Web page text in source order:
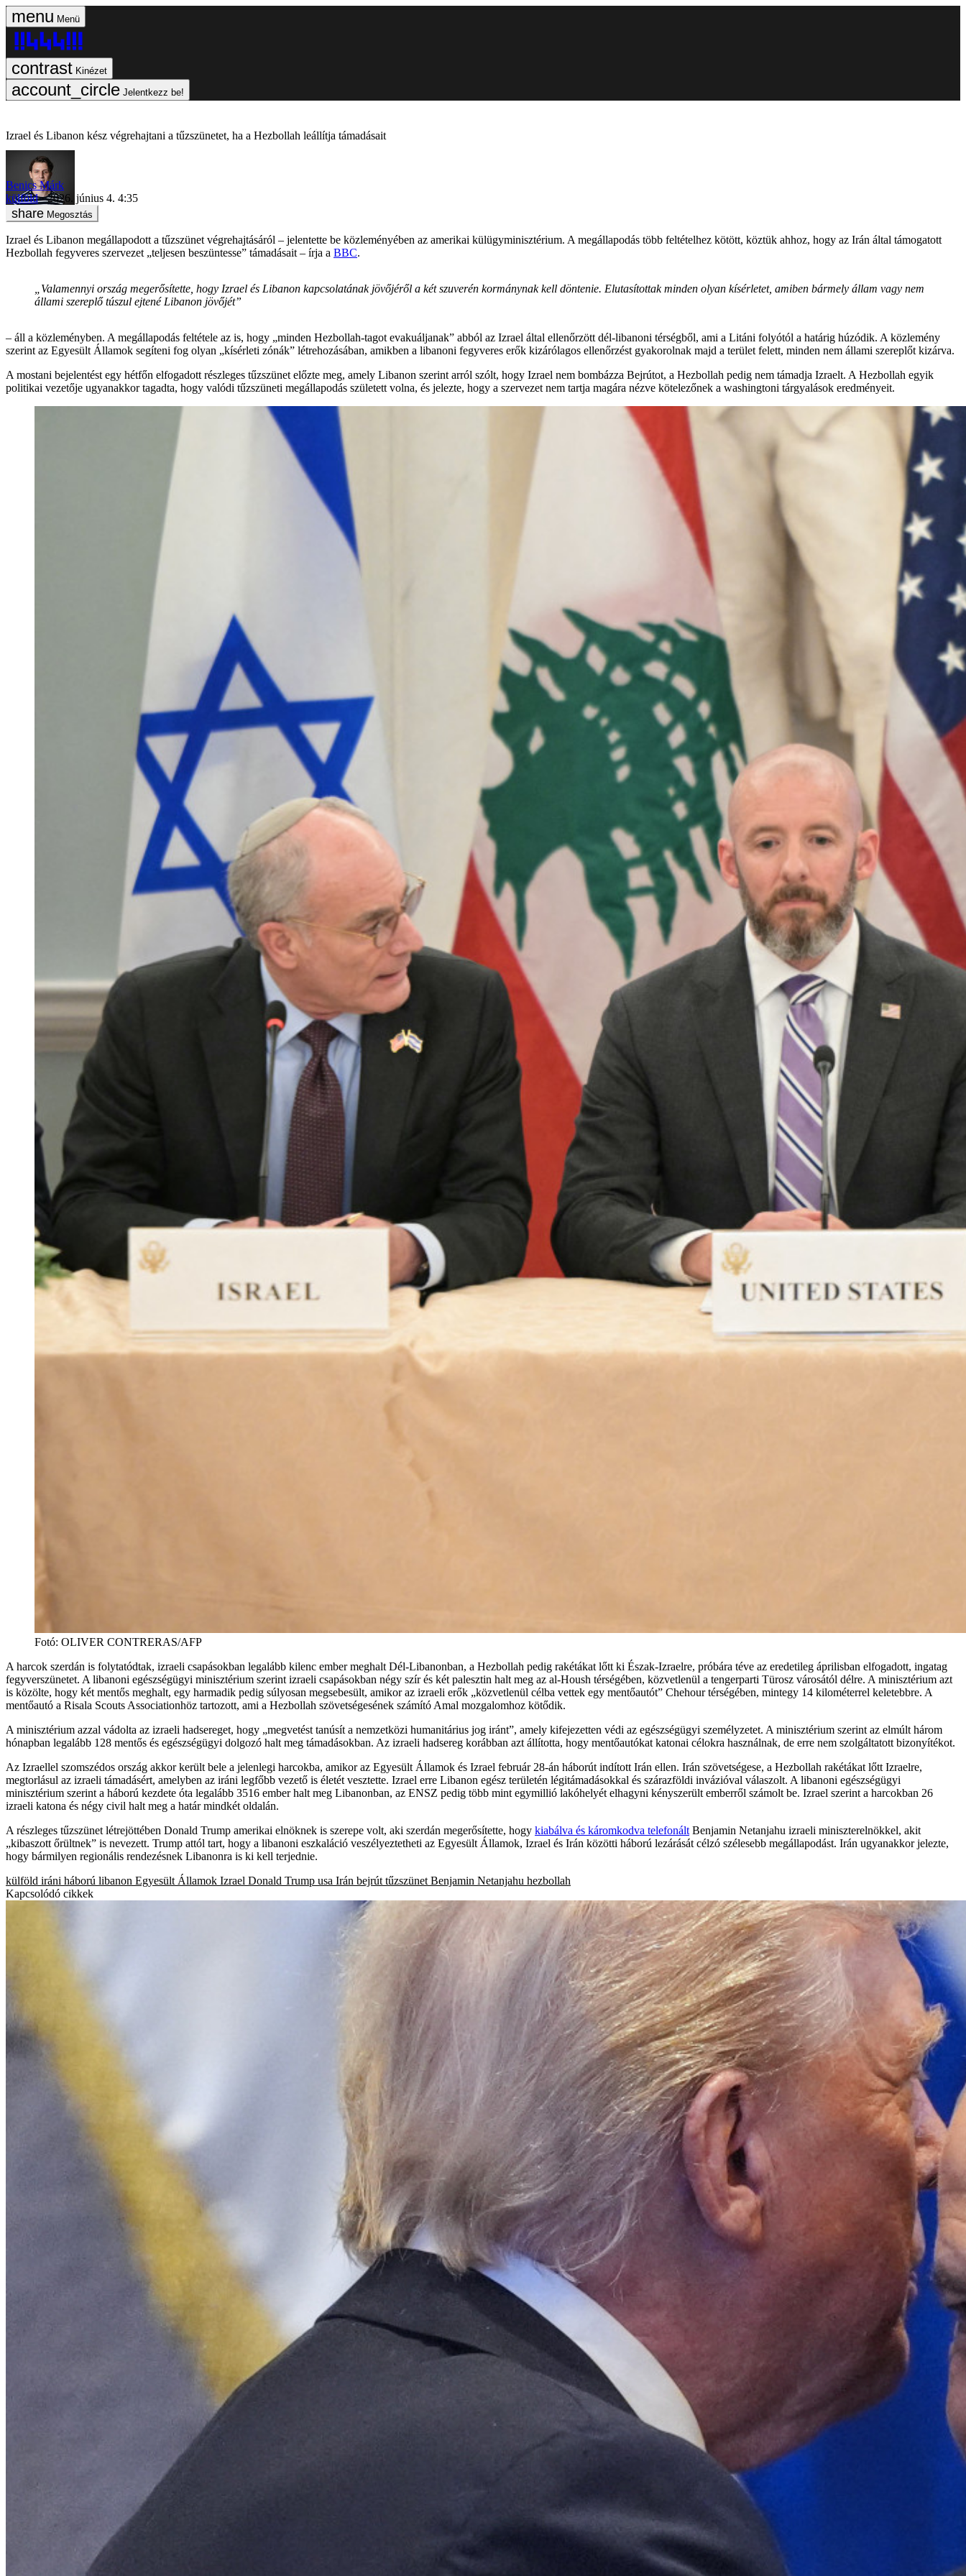
Menü
Kinézet
Jelentkezz be!
Izrael és Libanon kész végrehajtani a tűzszünetet, ha a Hezbollah leállítja támadásait
Benics Márk
külföld
2026. június 4. 4:35
Megosztás
Izrael és Libanon megállapodott a tűzszünet végrehajtásáról – jelentette be közleményében az amerikai külügyminisztérium. A megállapodás több feltételhez kötött, köztük ahhoz, hogy az Irán által támogatott
Hezbollah fegyveres szervezet „teljesen beszüntesse” támadásait – írja a BBC.
„Valamennyi ország megerősítette, hogy Izrael és Libanon kapcsolatának jövőjéről a két szuverén kormánynak kell döntenie. Elutasítottak minden olyan kísérletet, amiben bármely állam vagy nem
állami szereplő túszul ejtené Libanon jövőjét”
– áll a közleményben. A megállapodás feltétele az is, hogy „minden Hezbollah-tagot evakuáljanak” abból az Izrael által ellenőrzött dél-libanoni térségből, ami a Litáni folyótól a határig húzódik. A közlemény
szerint az Egyesült Államok segíteni fog olyan „kísérleti zónák” létrehozásában, amikben a libanoni fegyveres erők kizárólagos ellenőrzést gyakorolnak majd a terület felett, minden nem állami szereplőt kizárva.
A mostani bejelentést egy hétfőn elfogadott részleges tűzszünet előzte meg, amely Libanon szerint arról szólt, hogy Izrael nem bombázza Bejrútot, a Hezbollah pedig nem támadja Izraelt. A Hezbollah egyik
politikai vezetője ugyanakkor tagadta, hogy valódi tűzszüneti megállapodás született volna, és jelezte, hogy a szervezet nem tartja magára nézve kötelezőnek a washingtoni tárgyalások eredményeit.
Fotó: OLIVER CONTRERAS/AFP
A harcok szerdán is folytatódtak, izraeli csapásokban legalább kilenc ember meghalt Dél-Libanonban, a Hezbollah pedig rakétákat lőtt ki Észak-Izraelre, próbára téve az eredetileg áprilisban elfogadott, ingatag
fegyverszünetet. A libanoni egészségügyi minisztérium szerint izraeli csapásokban négy szír és két palesztin halt meg az al-Housh térségében, közvetlenül a tengerparti Türosz városától délre. A minisztérium azt
is közölte, hogy két mentős meghalt, egy harmadik pedig súlyosan megsebesült, amikor az izraeli erők „közvetlenül célba vettek egy mentőautót” Chehour térségében, mintegy 14 kilométerrel keletebbre. A
mentőautó a Risala Scouts Associationhöz tartozott, ami a Hezbollah szövetségesének számító Amal mozgalomhoz kötődik.
A minisztérium azzal vádolta az izraeli hadsereget, hogy „megvetést tanúsít a nemzetközi humanitárius jog iránt”, amely kifejezetten védi az egészségügyi személyzetet. A minisztérium szerint az elmúlt három
hónapban legalább 128 mentős és egészségügyi dolgozó halt meg támadásokban. Az izraeli hadsereg korábban azt állította, hogy mentőautókat katonai célokra használnak, de erre nem szolgáltatott bizonyítékot.
Az Izraellel szomszédos ország akkor került bele a jelenlegi harcokba, amikor az Egyesült Államok és Izrael február 28-án háborút indított Irán ellen. Irán szövetségese, a Hezbollah rakétákat lőtt Izraelre,
megtorlásul az izraeli támadásért, amelyben az iráni legfőbb vezető is életét vesztette. Izrael erre Libanon egész területén légitámadásokkal és szárazföldi invázióval válaszolt. A libanoni egészségügyi
minisztérium szerint a háború kezdete óta legalább 3516 ember halt meg Libanonban, az ENSZ pedig több mint egymillió lakóhelyét elhagyni kényszerült emberről számolt be. Izrael szerint a harcokban 26
izraeli katona és négy civil halt meg a határ mindkét oldalán.
A részleges tűzszünet létrejöttében Donald Trump amerikai elnöknek is szerepe volt, aki szerdán megerősítette, hogy kiabálva és káromkodva telefonált Benjamin Netanjahu izraeli miniszterelnökkel, akit
„kibaszott őrültnek” is nevezett. Trump attól tart, hogy a libanoni eszkaláció veszélyeztetheti az Egyesült Államok, Izrael és Irán közötti háború lezárását célzó szélesebb megállapodást. Irán ugyanakkor jelezte,
hogy bármilyen regionális rendezésnek Libanonra is ki kell terjednie.
külföld iráni háború libanon Egyesült Államok Izrael Donald Trump usa Irán bejrút tűzszünet Benjamin Netanjahu hezbollah
Kapcsolódó cikkek